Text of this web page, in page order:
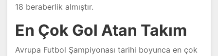
18 beraberlik almıştır.
En Çok Gol Atan Takım
Avrupa Futbol Şampiyonası tarihi boyunca en çok